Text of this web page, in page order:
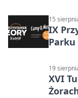
15
IX
Parku
19
XVI